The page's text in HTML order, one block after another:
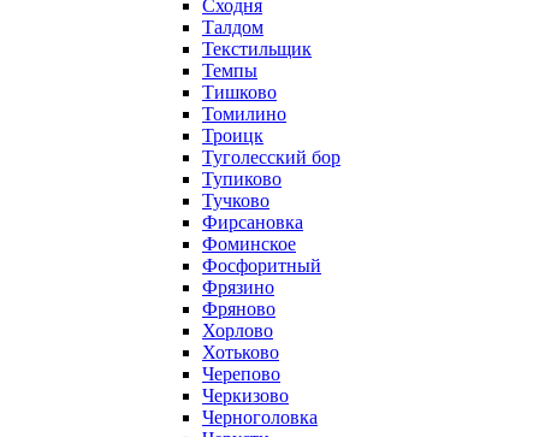
Сходня
Талдом
Текстильщик
Темпы
Тишково
Томилино
Троицк
Туголесский бор
Тупиково
Тучково
Фирсановка
Фоминское
Фосфоритный
Фрязино
Фряново
Хорлово
Хотьково
Черепово
Черкизово
Черноголовка